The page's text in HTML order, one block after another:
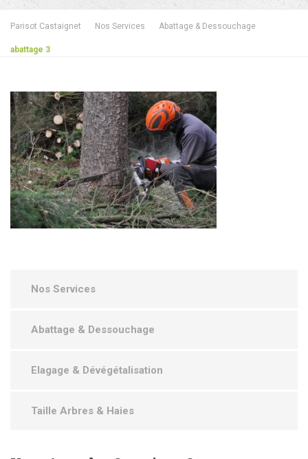
Parisot Castaignet Nos Services Abattage & Dessouchage
abattage 3
Nos Services
Abattage & Dessouchage
Elagage & Dévégétalisation
Taille Arbres & Haies